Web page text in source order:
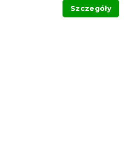
Szczegóły